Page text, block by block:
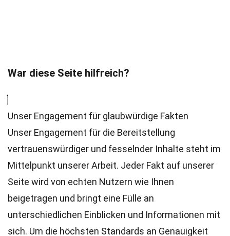
War diese Seite hilfreich?
Unser Engagement für glaubwürdige Fakten
Unser Engagement für die Bereitstellung
vertrauenswürdiger und fesselnder Inhalte steht im
Mittelpunkt unserer Arbeit. Jeder Fakt auf unserer
Seite wird von echten Nutzern wie Ihnen
beigetragen und bringt eine Fülle an
unterschiedlichen Einblicken und Informationen mit
sich. Um die höchsten Standards an Genauigkeit